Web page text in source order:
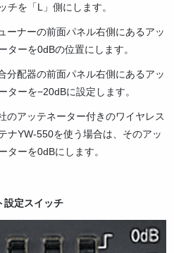
チを「L」側にします。
ーナーの前面パネル右側にあるアッ
ターを0dBの位置にします。
分配器の前面パネル右側にあるアッ
ターを−20dBに設定します。
のアッテネーター付きのワイヤレス
ナYW-550を使う場合は、そのアッ
ターを0dBにします。
設定スイッチ